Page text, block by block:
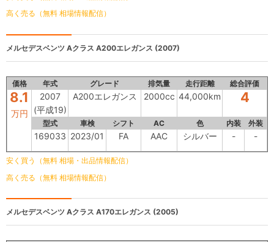
高く売る（無料 相場情報配信）
メルセデスベンツ Aクラス A200エレガンス (2007)
価格 年式 グレード 排気量 走行距離 総合評価
8.1
万円
2007
(平成19)
A200エレガンス 2000cc 44,000km 4
型式 車検 シフト AC 色 内装 外装
169033 2023/01 FA AAC シルバー - -
安く買う（無料 相場・出品情報配信）
高く売る（無料 相場情報配信）
メルセデスベンツ Aクラス A170エレガンス (2005)